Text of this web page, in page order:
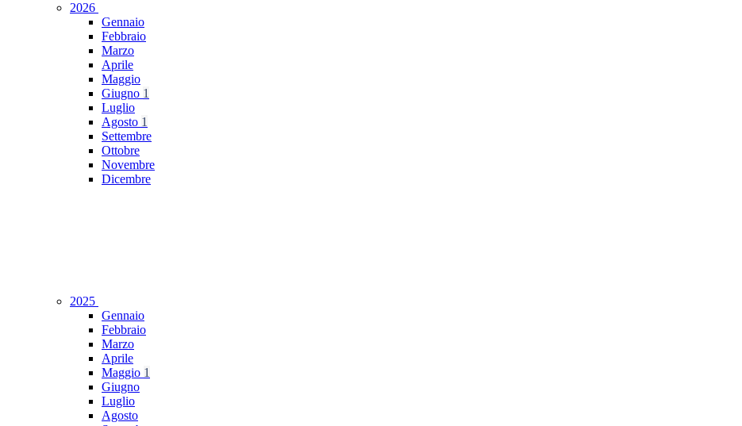
2026
Gennaio
Febbraio
Marzo
Aprile
Maggio
Giugno 1
Luglio
Agosto 1
Settembre
Ottobre
Novembre
Dicembre
2025
Gennaio
Febbraio
Marzo
Aprile
Maggio 1
Giugno
Luglio
Agosto